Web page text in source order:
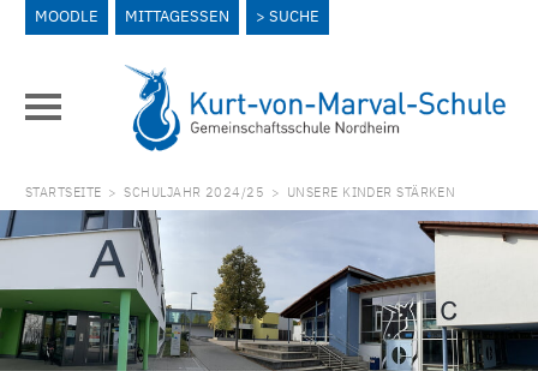
MOODLE MITTAGESSEN SUCHE
STARTSEITE > SCHULJAHR 2024/25 > UNSERE KINDER STÄRKEN